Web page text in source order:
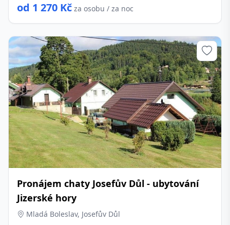
od 1 270 Kč za osobu / za noc
Pronájem chaty Josefův Důl - ubytování
Jizerské hory
Mladá Boleslav, Josefův Důl